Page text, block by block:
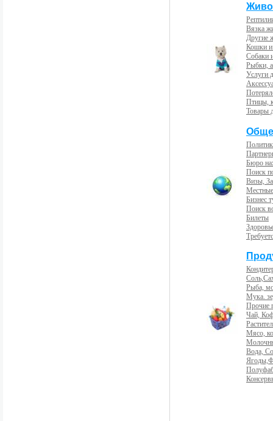
Вязка
Другие
Кошки и
Собаки
Рыбки,
Услуги
Птицы,
Товары
Бюро
Поиск
Визы,
Бизнес
Поиск
Билеты
Рыба,
Мука.
Прочие
Чай,
Мясо,
Вода,